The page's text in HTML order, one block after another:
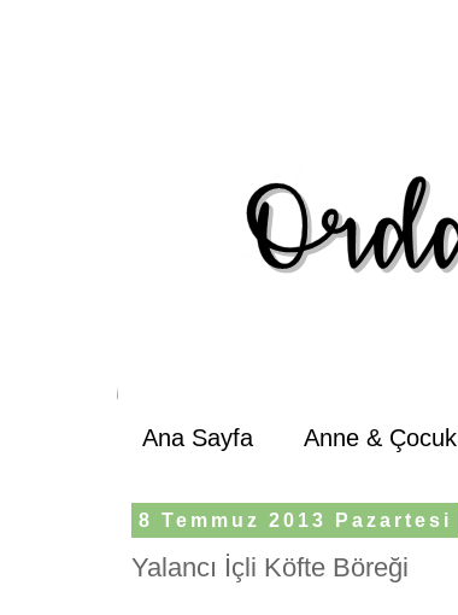
Ana Sayfa Anne & Çocuk
8 Temmuz 2013 Pazartesi
Yalancı İçli Köfte Böreği